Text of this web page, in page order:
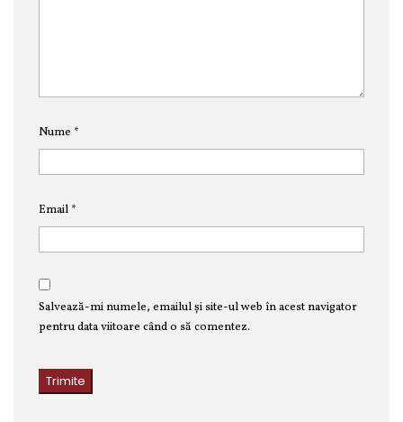
Nume *
Email *
Salvează-mi numele, emailul și site-ul web în acest navigator
pentru data viitoare când o să comentez.